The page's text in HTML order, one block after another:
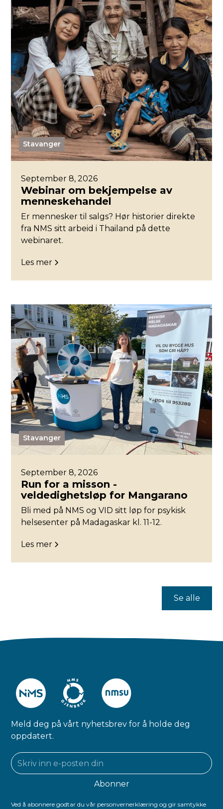
Stavanger
September 8, 2026
Webinar om bekjempelse av
menneskehandel
Er mennesker til salgs? Hør historier direkte
fra NMS sitt arbeid i Thailand på dette
webinaret.
Les mer
Stavanger
September 8, 2026
Run for a misson -
veldedighetsløp for Mangarano
Bli med på NMS og VID sitt løp for psykisk
helsesenter på Madagaskar kl. 11-12.
Les mer
Se alle
Meld deg på vårt nyhetsbrev for å holde deg
oppdatert.
Ved å abonnere godtar du vår personvernerklæring og gir samtykke